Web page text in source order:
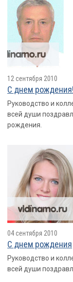
12 сентября 2010
С днем рождения!
Руководство и
всей души
рождения.
04 сентября 2010
С днем рождения
Руководство и
всей души